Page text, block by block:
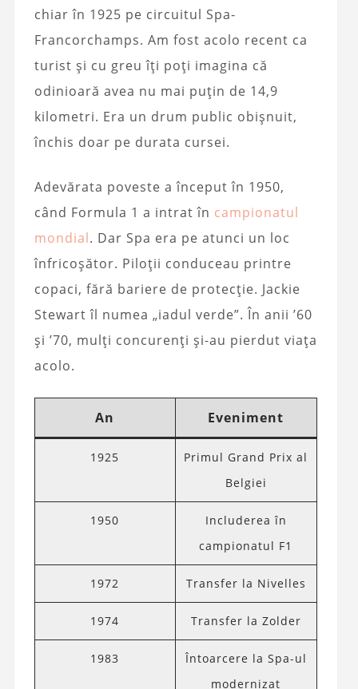
chiar în 1925 pe circuitul Spa-
Francorchamps. Am fost acolo recent ca
turist și cu greu îți poți imagina că
odinioară avea nu mai puțin de 14,9
kilometri. Era un drum public obișnuit,
închis doar pe durata cursei.
Adevărata poveste a început în 1950,
când Formula 1 a intrat în campionatul
mondial. Dar Spa era pe atunci un loc
înfricoșător. Piloții conduceau printre
copaci, fără bariere de protecție. Jackie
Stewart îl numea „iadul verde”. În anii ’60
și ’70, mulți concurenți și-au pierdut viața
acolo.
An Eveniment
1925
Primul Grand Prix al
Belgiei
1950
Includerea în
campionatul F1
1972 Transfer la Nivelles
1974 Transfer la Zolder
1983
Întoarcere la Spa-ul
modernizat